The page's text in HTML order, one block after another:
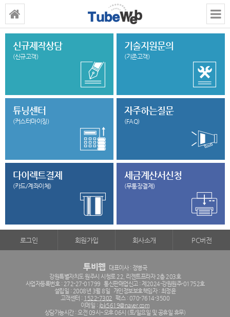
신규제작상담
(신규고객)
기술지원문의
(기존고객)
튜닝센터
(커스터마이징)
자주하는질문
(FAQ)
다이렉트결제
(카드/계좌이체)
세금계산서신청
(무통장결제)
로그인 회원가입 회사소개 PC버전
투비웹
대표이사 : 정병국
강원특별자치도 원주시 시청로 22, 리젠트프라자 2층 203호
사업자등록번호 : 272-27-01799 통신판매업신고 : 제2024-강원원주-01752호
설립일 : 2008년 3월 8일
개인정보보호책임자 : 최정윤
고객센터 : 1522-7302 팩스 : 070-7614-3500
이메일 : jbk5619@naver.com
상담가능시간 : 오전 09시~오후 06시 (토/일요일 및 공휴일 휴무)